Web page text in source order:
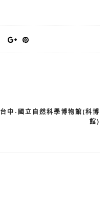
台中-國立自然科學博物館(科博
館)